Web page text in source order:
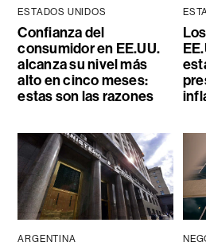
ESTADOS UNIDOS
Confianza del
consumidor en EE.UU.
alcanza su nivel más
alto en cinco meses:
estas son las razones
ARGENTINA